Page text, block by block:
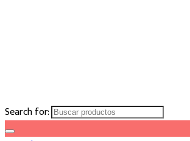
Search for: